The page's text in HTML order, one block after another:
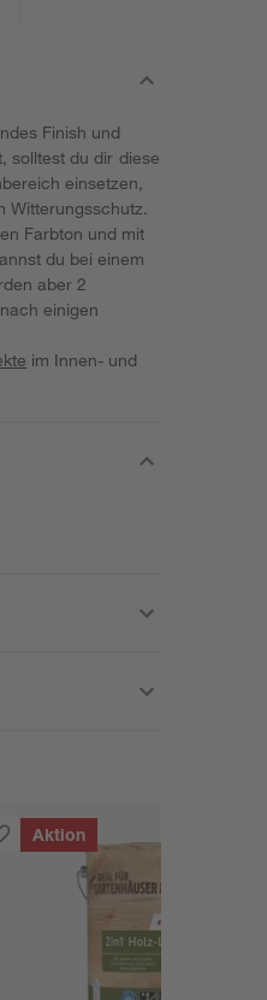
Finish und
solltest du dir diese
einsetzen,
Witterungsschutz.
Farbton und mit
du bei einem
aber 2
einigen
im Innen- und
Aktion